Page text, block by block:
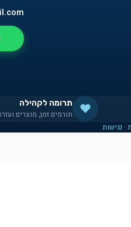
תרומה לקהילה
תורמים זמן, מוצרים
· נגישות